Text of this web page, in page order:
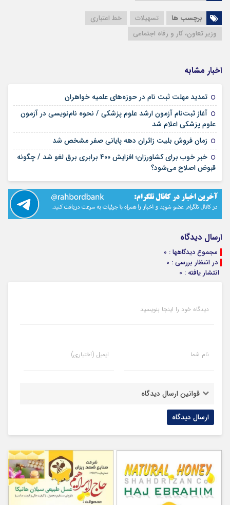
برچسب ها تسهیلات
خط اعتباری
وزیر تعاون، کار و رفاه اجتماعی
اخبار مشابه
تمدید مهلت ثبت نام در حوزه‌های علمیه خواهران
آغاز ثبت‌نام آزمون ارشد علوم پزشکی / نحوه نام‌نویسی در آزمون
علوم پزشکی اعلام شد
زمان فروش بلیت زائران دهه پایانی صفر مشخص شد
خبر خوب برای کشاورزان؛ افزایش ۴۰۰ برابری برق لغو شد / چگونه
قبوض اصلاح می‌شود؟
ارسال دیدگاه
مجموع دیدگاهها : 0
در انتظار بررسی : 0
انتشار یافته : 0
دیدگاه خود را اینجا بنویسید
نام شما ایمیل (اختیاری)
قوانین ارسال دیدگاه